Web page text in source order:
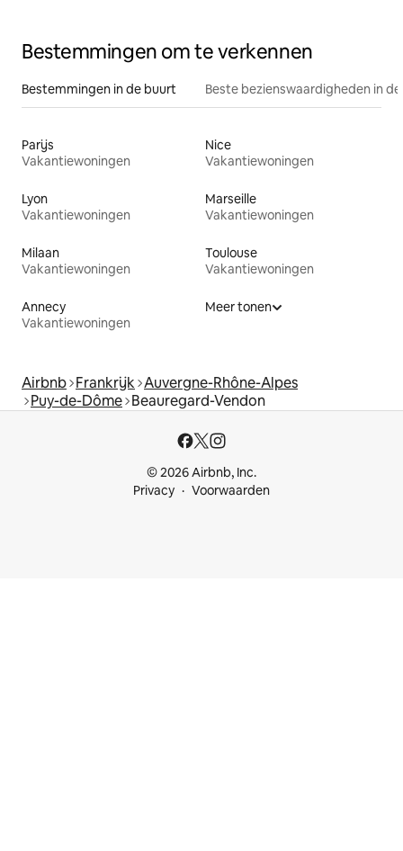
Bestemmingen om te verkennen
Bestemmingen in de buurt Beste bezienswaardigheden in
Parijs
Vakantiewoningen
Nice
Vakantiewoningen
Lyon
Vakantiewoningen
Marseille
Vakantiewoningen
Milaan
Vakantiewoningen
Toulouse
Vakantiewoningen
Annecy
Vakantiewoningen
Meer tonen
Airbnb Frankrijk Auvergne-Rhône-Alpes
Puy-de-Dôme Beauregard-Vendon
© 2026 Airbnb, Inc.
Privacy
Voorwaarden